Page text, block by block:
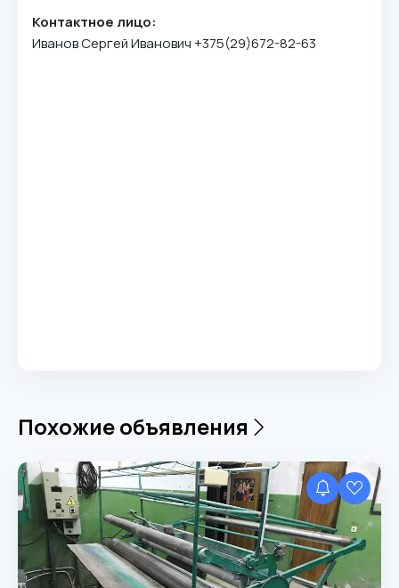
Контактное лицо:
Иванов Сергей Иванович +375(29)672-82-63
Похожие объявления